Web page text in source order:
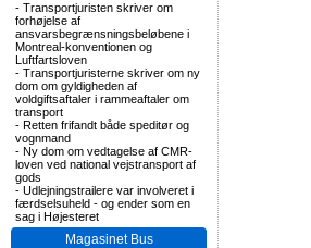
- Transportjuristen skriver om
forhøjelse af
ansvarsbegrænsningsbeløbene i
Montreal-konventionen og
Luftfartsloven
- Transportjuristerne skriver om ny
dom om gyldigheden af
voldgiftsaftaler i rammeaftaler om
transport
- Retten frifandt både speditør og
vognmand
- Ny dom om vedtagelse af CMR-
loven ved national vejstransport af
gods
- Udlejningstrailere var involveret i
færdselsuheld - og ender som en
sag i Højesteret
Magasinet Bus